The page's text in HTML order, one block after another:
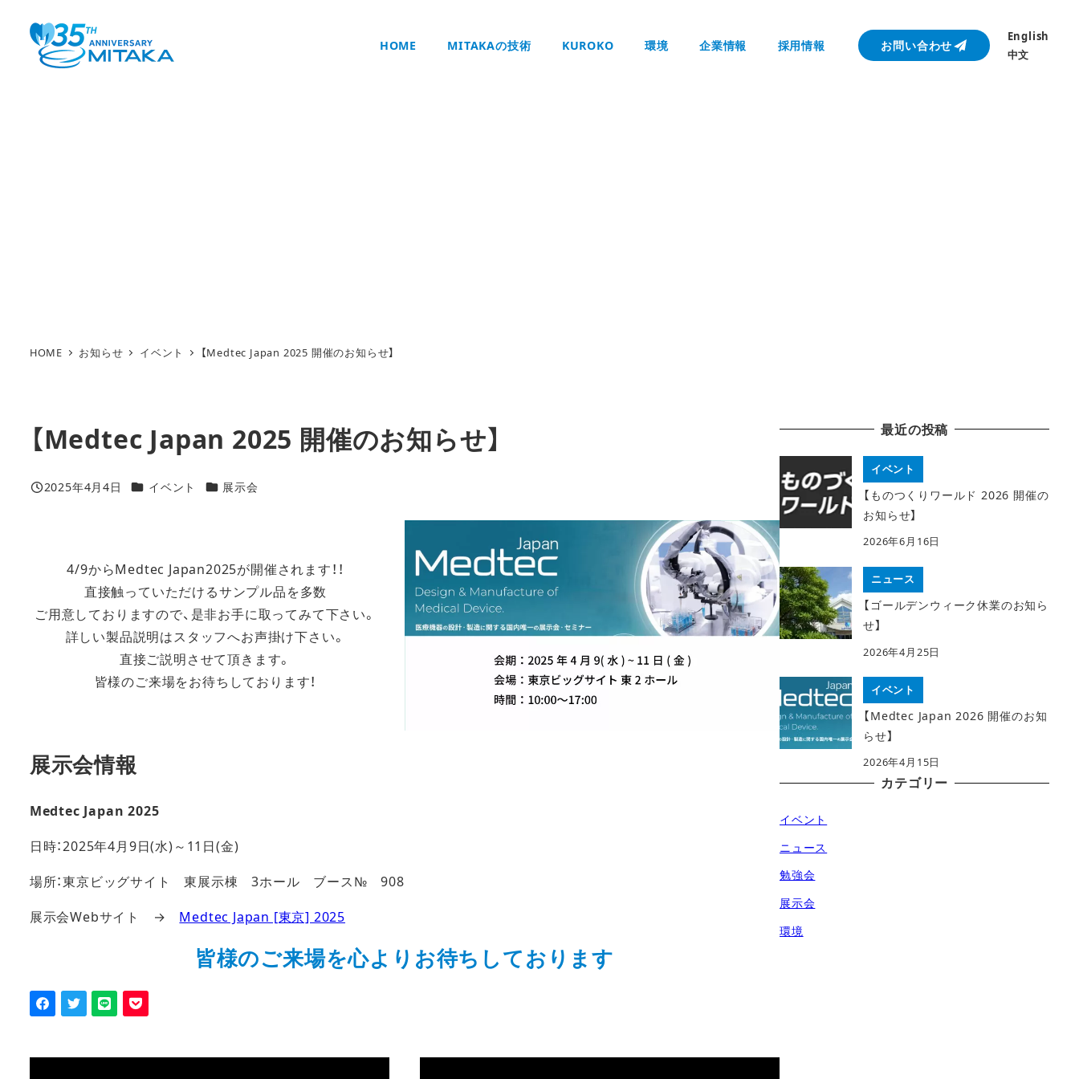
HOME MITAKAの技術 KUROKO 環境 企業情報 採用情報 お問い合わせ
English
中文
HOME お知らせ イベント 【Medtec Japan 2025 開催のお知らせ】
【Medtec Japan 2025 開催のお知らせ】
投稿日
2025年4月4日 カテゴリー
イベント カテゴリー
展示会
4/9からMedtec Japan2025が開催されます！！
直接触っていただけるサンプル品を多数
ご用意しておりますので、 是非お手に取ってみて下さい。
詳しい製品説明はスタッフへお声掛け下さい。
直接ご説明させて頂きます。
皆様のご来場をお待ちしております！
展示会情報
Medtec Japan 2025
日時：2025年4月9日(水)～11日(金)
場所：東京ビッグサイト 東展示棟 3ホール ブース№ 908
展示会Webサイト → Medtec Japan [東京] 2025
皆様のご来場を心よりお待ちしております
最近の投稿
イベント
【ものつくりワールド 2026 開催の
お知らせ】
2026年6月16日
ニュース
【ゴールデンウィーク休業のお知ら
せ】
2026年4月25日
イベント
【Medtec Japan 2026 開催のお知
らせ】
2026年4月15日
カテゴリー
イベント
ニュース
勉強会
展示会
環境